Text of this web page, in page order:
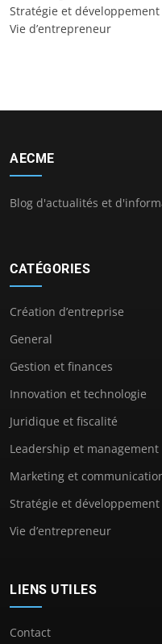
Stratégie et développement
Vie d’entrepreneur
AECME
Blog d'actualités et
CATÉGORIES
Création d’entreprise
General
Gestion et finances
Innovation et technologie
Juridique et fiscalité
Leadership et management
Marketing et
Stratégie et développement
Vie d’entrepreneur
LIENS UTILES
Contact